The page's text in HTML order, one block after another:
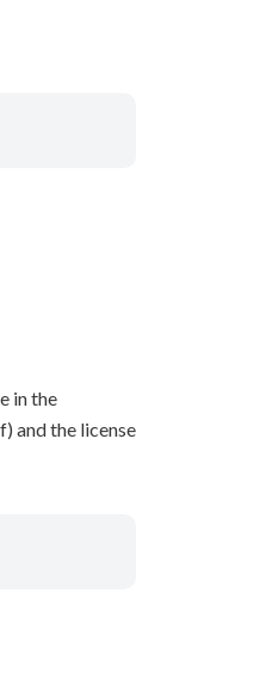
in the
and the license